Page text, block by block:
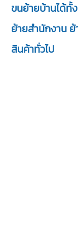
ขนย้ายบ้านได้ทั้
ย้ายสำนักงาน
สินค้าทั่วไป